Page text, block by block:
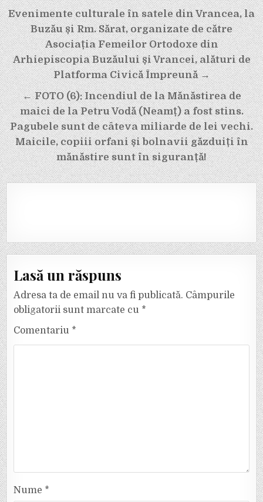
Navigare
în
articole
Evenimente culturale în satele din Vrancea, la
Buzău și Rm. Sărat, organizate de către
Asociația Femeilor Ortodoxe din
Arhiepiscopia Buzăului și Vrancei, alături de
Platforma Civică Împreună →
← FOTO (6): Incendiul de la Mănăstirea de
maici de la Petru Vodă (Neamț) a fost stins.
Pagubele sunt de câteva miliarde de lei vechi.
Maicile, copiii orfani și bolnavii găzduiți în
mănăstire sunt în siguranță!
Lasă un răspuns
Adresa ta de email nu va fi publicată. Câmpurile
obligatorii sunt marcate cu *
Comentariu *
Nume *